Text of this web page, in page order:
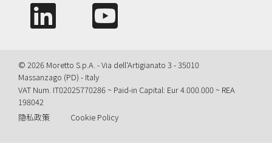
© 2026 Moretto S.p.A. - Via dell'Artigianato 3 - 35010
Massanzago (PD) - Italy
VAT Num. IT02025770286 ~ Paid-in Capital: Eur 4.000.000 ~ REA
198042
隐私政策
Cookie Policy